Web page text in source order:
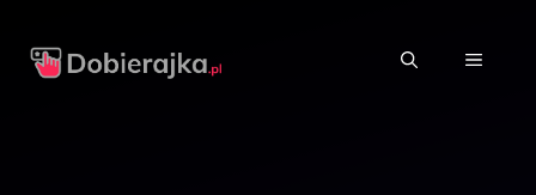
MENU